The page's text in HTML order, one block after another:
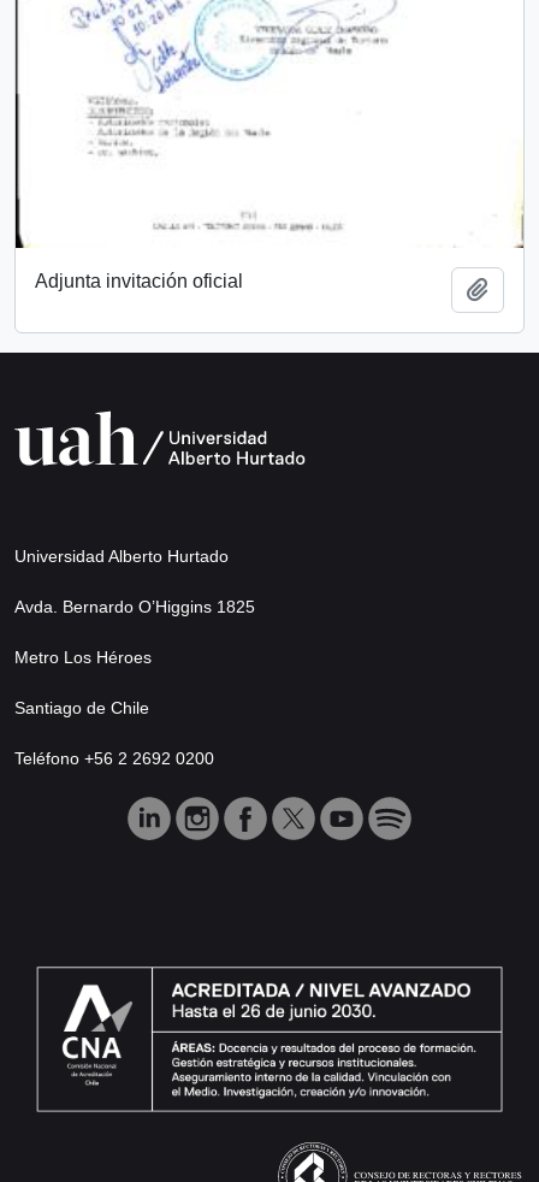
Adjunta invitación oficial
Universidad Alberto Hurtado
Avda. Bernardo O’Higgins 1825
Metro Los Héroes
Santiago de Chile
Teléfono +56 2 2692 0200